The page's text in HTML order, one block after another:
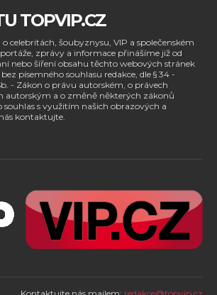
TOPVIP.CZ
celebritách, šoubyznysu, VIP a společenském
zprávy a informace přinášíme již od
nebo šíření obsahu těchto webových stránek
písemného souhlasu redakce, dle § 34 -
- Zákon o právu autorském, o právech
autorským a o změně některých zákonů
souhlas s využitím našich obrazových a
kontaktujte.